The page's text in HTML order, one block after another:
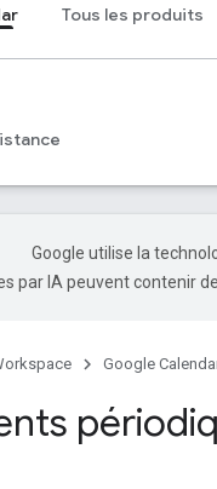
Tous les produits
Google utilise la
par IA peuvent contenir
Google